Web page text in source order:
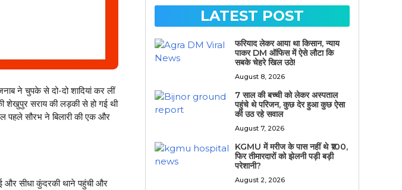
ने चुपके से दो-दो शादियां कर लीं
शेखुपुर सराय की लड़की से हो गई थी
पहले सौरभ ने बिलारी की एक और
और सीधा कुंदरकी थाने पहुंची और
LATEST POST
फरियाद लेकर आया था किसान, न्याय
पाकर DM ऑफिस में ऐसे लौटा कि
सबके चेहरे खिल उठे!
August 8, 2026
7 साल की बच्ची को लेकर अस्पताल
पहुंचे थे परिजन, कुछ देर हुआ कुछ ऐसा
की उठ रहे सवाल
August 7, 2026
KGMU में मरीज के पास नहीं थे ₹100,
फिर तीमारदारों को झेलनी पड़ी बड़ी
परेशानी?
August 2, 2026